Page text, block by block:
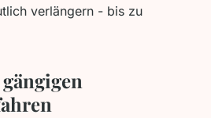
verlängern - bis zu